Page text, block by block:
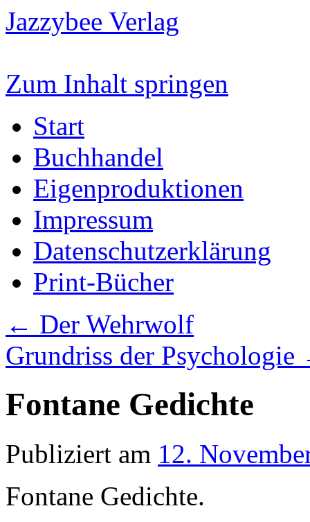
Jazzybee Verlag
Zum Inhalt springen
Start
Buchhandel
Eigenproduktionen
Impressum
Datenschutzerklärung
Print-Bücher
← Der Wehrwolf
Grundriss der Psychologie
Fontane Gedichte
Publiziert am 12.
Fontane Gedichte.